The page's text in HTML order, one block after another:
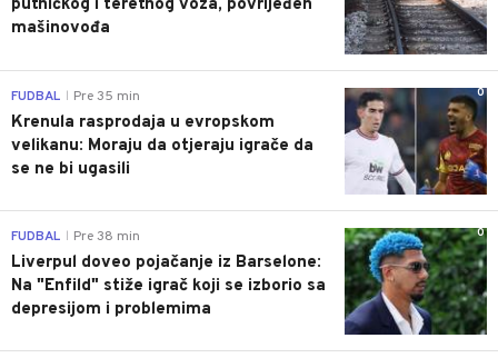
putničkog i teretnog voza, povrijeđen
mašinovođa
0
FUDBAL Pre 35 min
Krenula rasprodaja u evropskom
velikanu: Moraju da otjeraju igrače da
se ne bi ugasili
0
FUDBAL Pre 38 min
Liverpul doveo pojačanje iz Barselone:
Na "Enfild" stiže igrač koji se izborio sa
depresijom i problemima